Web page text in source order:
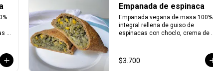
y
Empanada de espinaca
Empanada vegana de masa 100%
integral rellena de guiso de
espinacas con choclo, crema de
$3.700